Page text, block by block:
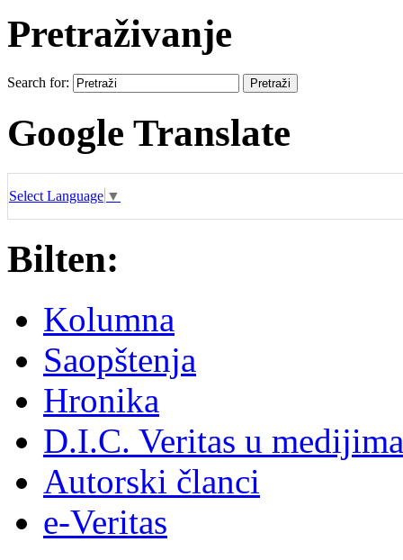
Pretraživanje
Search for:
Google Translate
Select Language ▼
Bilten:
Kolumna
Saopštenja
Hronika
D.I.C. Veritas u medijima
Autorski članci
e-Veritas